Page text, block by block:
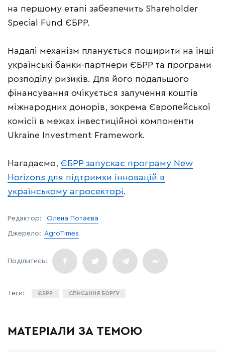
на першому етапі забезпечить Shareholder
Special Fund ЄБРР.
Надалі механізм планується поширити на інші
українські банки-партнери ЄБРР та програми
розподілу ризиків. Для його подальшого
фінансування очікується залучення коштів
міжнародних донорів, зокрема Європейської
комісії в межах інвестиційної компоненти
Ukraine Investment Framework.
Нагадаємо, ЄБРР запускає програму New
Horizons для підтримки інновацій в
українському агросекторі.
Редактор: Олена Потаєва
Джерело: AgroTimes
ЄБРР СПИСАННЯ БОРГУ
МАТЕРІАЛИ ЗА ТЕМОЮ